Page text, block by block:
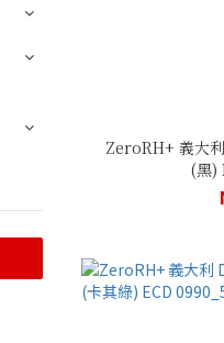
ZeroRH+ 義大
(黑)